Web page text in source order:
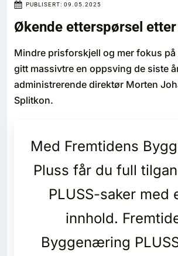
Bærekraft
Digitalisering
Øvrige
Tips redaksjonen
Abonnere magasin
PUBLISERT: 09.05.2025
Økende etterspørsel
Mindre prisforskjell og mer fokus
gitt massivtre en oppsving de siste
administrerende direktør Morten
Splitkon.
Med Fremtidens
Pluss får du full
PLUSS-saker med
innhold.
Byggenæring